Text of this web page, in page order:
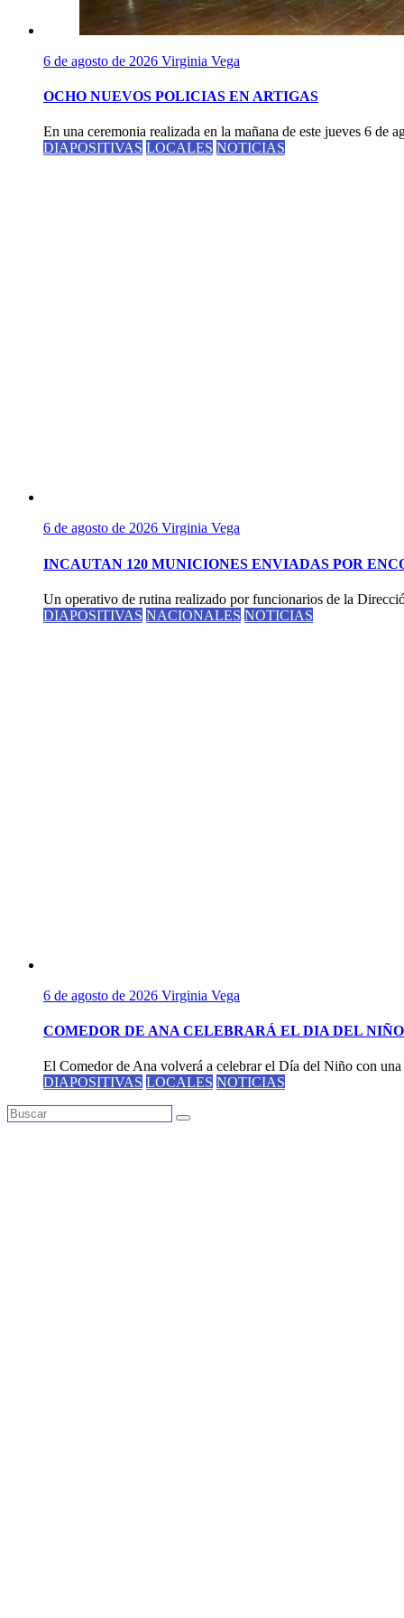
6 de agosto de 2026 Virginia Vega
OCHO NUEVOS POLICIAS EN ARTIGAS
En una ceremonia realizada en la mañana de este jueves 6 de
DIAPOSITIVAS LOCALES NOTICIAS
6 de agosto de 2026 Virginia Vega
INCAUTAN 120 MUNICIONES ENVIADAS POR
Un operativo de rutina realizado por funcionarios de la
DIAPOSITIVAS NACIONALES NOTICIAS
6 de agosto de 2026 Virginia Vega
COMEDOR DE ANA CELEBRARÁ EL DIA DEL
El Comedor de Ana volverá a celebrar el Día del Niño con una
DIAPOSITIVAS LOCALES NOTICIAS